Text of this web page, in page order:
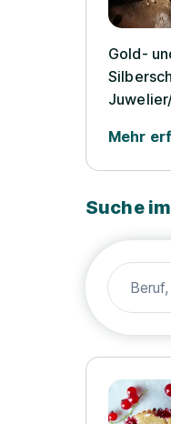
Gold-
Mehr
Suche